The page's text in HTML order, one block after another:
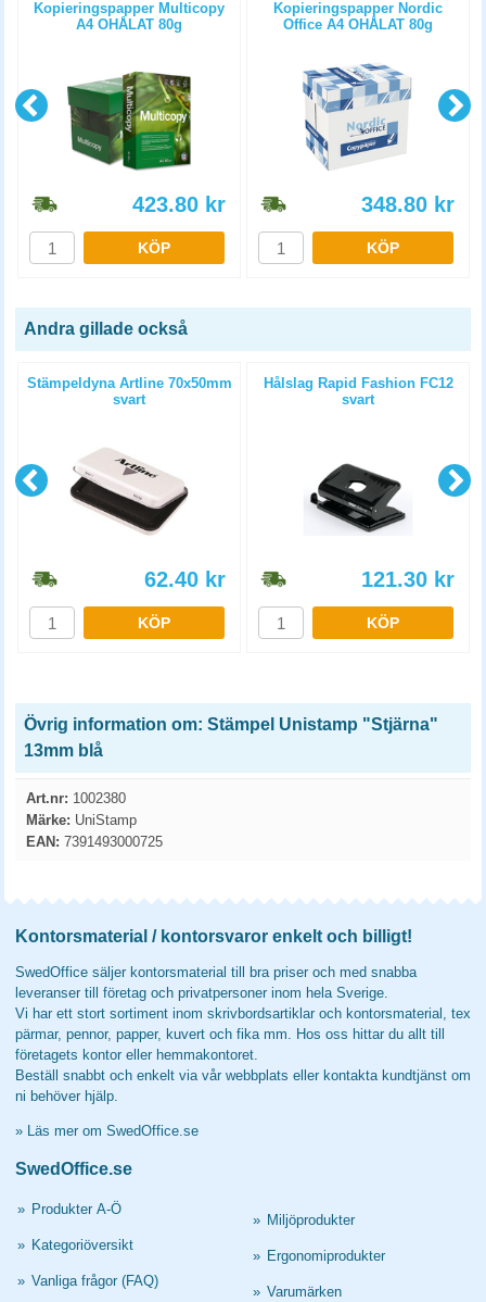
Kopieringspapper Multicopy
A4 OHÅLAT 80g
423.80 kr
KÖP
Kopieringspapper Nordic
Office A4 OHÅLAT 80g
348.80 kr
KÖP
Andra gillade också
Stämpeldyna Artline 70x50mm
svart
62.40 kr
KÖP
Hålslag Rapid Fashion FC12
svart
121.30 kr
KÖP
Övrig information om: Stämpel Unistamp "Stjärna"
13mm blå
Art.nr: 1002380
Märke: UniStamp
EAN: 7391493000725
Kontorsmaterial / kontorsvaror enkelt och billigt!
SwedOffice säljer kontorsmaterial till bra priser och med snabba
leveranser till företag och privatpersoner inom hela Sverige.
Vi har ett stort sortiment inom skrivbordsartiklar och kontorsmaterial, tex
pärmar, pennor, papper, kuvert och fika mm. Hos oss hittar du allt till
företagets kontor eller hemmakontoret.
Beställ snabbt och enkelt via vår webbplats eller kontakta kundtjänst om
ni behöver hjälp.
» Läs mer om SwedOffice.se
SwedOffice.se
» Produkter A-Ö
» Kategoriöversikt
» Vanliga frågor (FAQ)
» Miljöprodukter
» Ergonomiprodukter
» Varumärken